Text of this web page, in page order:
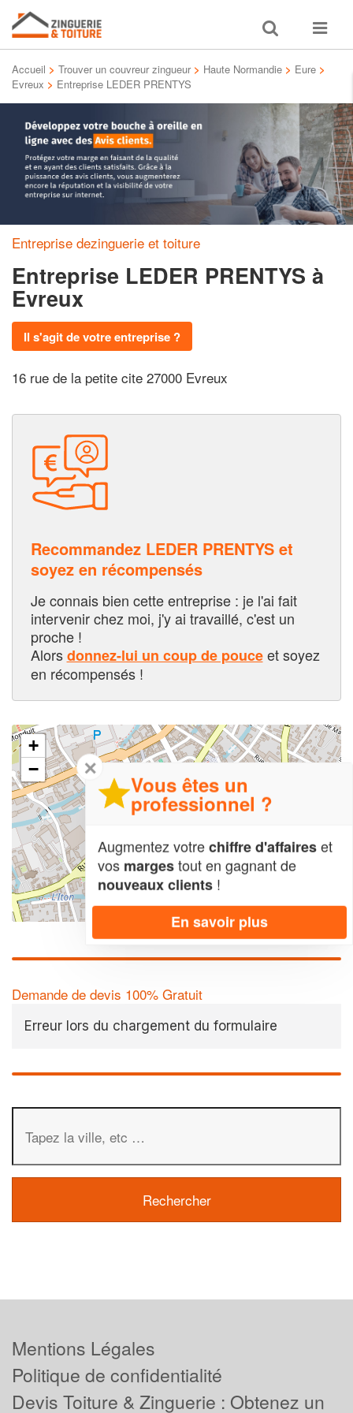
Toggle
search
Toggle
Accueil > Trouver un couvreur zingueur > Haute Normandie > Eure >
Evreux > Entreprise LEDER PRENTYS
Entreprise dezinguerie et toiture
Entreprise LEDER PRENTYS à
Evreux
Il s'agit de votre entreprise ?
16 rue de la petite cite 27000 Evreux
Recommandez LEDER PRENTYS et
soyez en récompensés
Je connais bien cette entreprise : je l'ai fait
intervenir chez moi, j'y ai travaillé, c'est un
proche !
Alorsdonnez-lui un coup de pouceet soyez
en récompensés !
+
−
| Map data © OpenStreetMap contributors,
Demande de devis 100% Gratuit
Erreur lors du chargement du formulaire
✕
Vous êtes un
professionnel ?
Augmentez votrechiffre d'affaireset
vos margestout en gagnant de
nouveaux clients !
En savoir plus
Mentions Légales
Politique de confidentialité
Devis Toiture & Zinguerie : Obtenez un